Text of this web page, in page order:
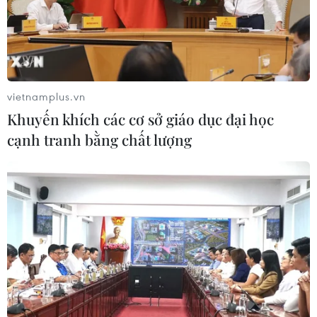
1.000 cán bộ y tế BV Bạch Mai hỗ trợ Hà
Nội xét nghiệm "thần tốc"
13/09/2021 13:44
Gần 1.000 cán bộ y tế của Bệnh viện Bạch Mai đã được
cử đến 15 quận, huyện, chủ yếu là vùng đỏ và vùng
cam để thực hiện 2 nhiệm vụ: tiêm vaccine và lấy mẫu
xét nghiệm nhằm tách F0 khỏi cộng đồng.
vietnamplus.vn
Khuyến khích các cơ sở giáo dục đại học
cạnh tranh bằng chất lượng